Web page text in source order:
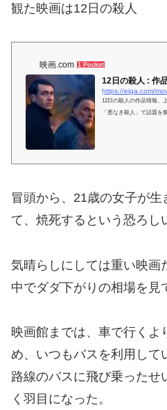
観た映画は12日の殺人
映画.com 1 Pocket
12日の殺人 : 作
https://eiga.com/
12日の殺人の作品情報。
「悪なき殺人」で話題を
冒頭から、21歳の女子が
て、焼死するという恐ろし
気晴らしにしては重い映画
中でダダ下がりの相場を見
映画館までは、車で行くよ
め、いつもバスを利用して
路線のバスに飛び乗ったせ
く羽目になった。